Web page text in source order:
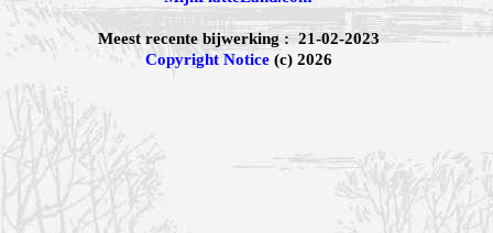
Meest recente bijwerking : 21-02-2023
Copyright Notice(c) 2026